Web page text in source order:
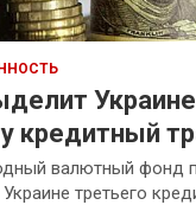
Украине
кредитный
валютный фонд
третьего